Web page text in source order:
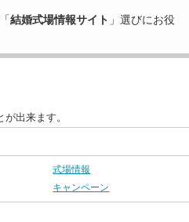
結婚式場情報サイト 」選びにお役
出来ます。
式場情報
キャンペーン